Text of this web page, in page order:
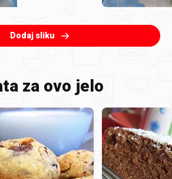
Dodaj sliku
za ovo jelo